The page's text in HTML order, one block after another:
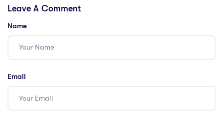
de votre équipe
Leave A Comment
Name
Email